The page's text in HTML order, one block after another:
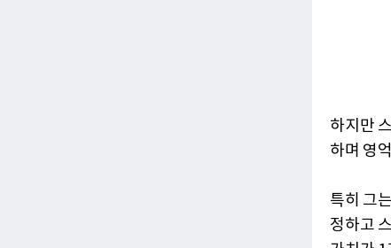
하지만
하며 영
특히 그
정하고